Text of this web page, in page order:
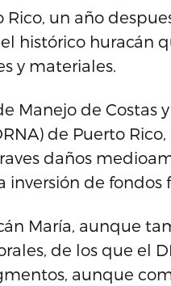
Rico, un año
histórico huracán
y materiales.
Manejo de
de Puerto
daños
de fondos
María, aunque
de los que el
aunque